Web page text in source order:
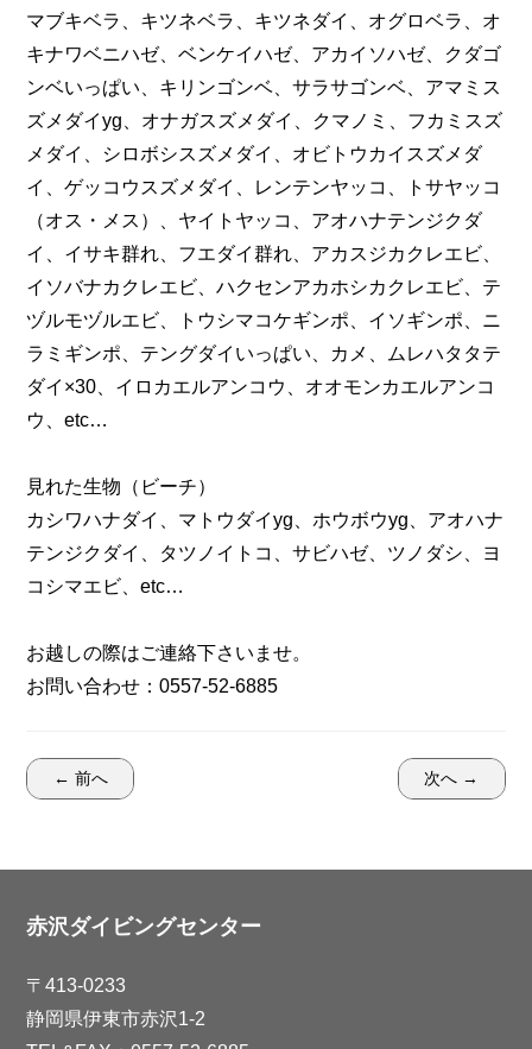
マブキベラ、キツネベラ、キツネダイ、オグロベラ、オ
キナワベニハゼ、ベンケイハゼ、アカイソハゼ、クダゴ
ンベいっぱい、キリンゴンベ、サラサゴンベ、アマミス
ズメダイyg、オナガスズメダイ、クマノミ、フカミスズ
メダイ、シロボシスズメダイ、オビトウカイスズメダ
イ、ゲッコウスズメダイ、レンテンヤッコ、トサヤッコ
（オス・メス）、ヤイトヤッコ、アオハナテンジクダ
イ、イサキ群れ、フエダイ群れ、アカスジカクレエビ、
イソバナカクレエビ、ハクセンアカホシカクレエビ、テ
ヅルモヅルエビ、トウシマコケギンポ、イソギンポ、ニ
ラミギンポ、テングダイいっぱい、カメ、ムレハタタテ
ダイ×30、イロカエルアンコウ、オオモンカエルアンコ
ウ、etc…
見れた生物（ビーチ）
カシワハナダイ、マトウダイyg、ホウボウyg、アオハナ
テンジクダイ、タツノイトコ、サビハゼ、ツノダシ、ヨ
コシマエビ、etc…
お越しの際はご連絡下さいませ。
お問い合わせ：0557-52-6885
← 前へ 次へ →
赤沢ダイビングセンター
〒413-0233
静岡県伊東市赤沢1-2